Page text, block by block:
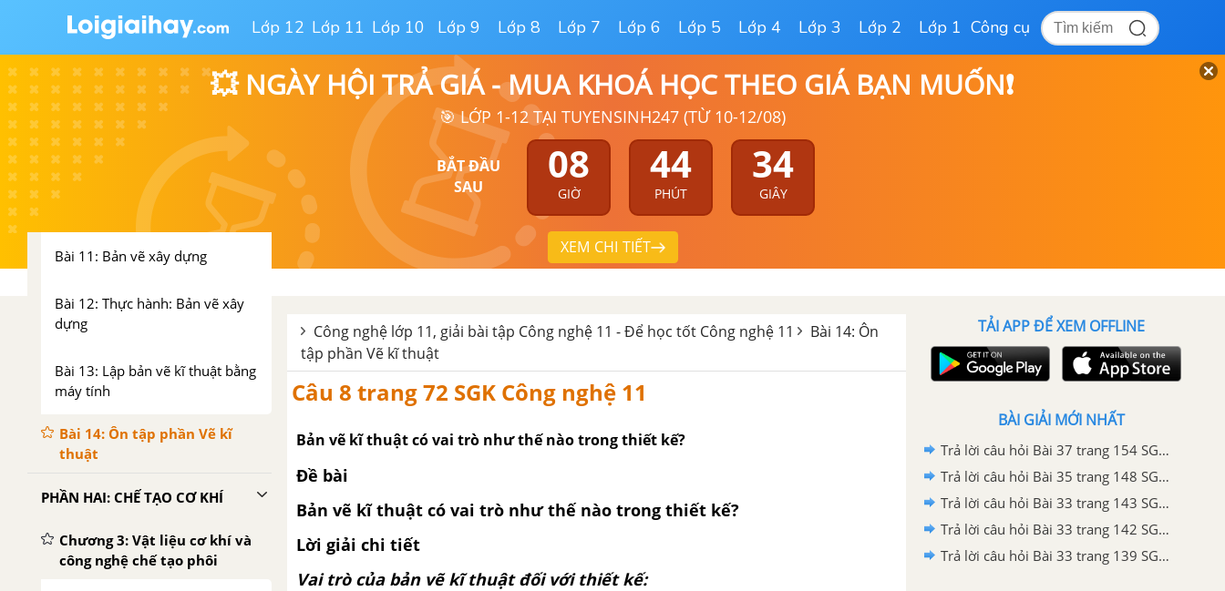
Lớp 12 Lớp 11 Lớp 10 Lớp 9 Lớp 8 Lớp 7 Lớp 6 Lớp 5 Lớp 4 Lớp 3 Lớp 2 Lớp 1 Công cụ
💥 NGÀY HỘI TRẢ GIÁ - MUA KHOÁ HỌC THEO GIÁ BẠN MUỐN❗
🎯 LỚP 1-12 TẠI TUYENSINH247 (TỪ 10-12/08)
BẮT ĐẦU
SAU
08
GIỜ
44
PHÚT
33
GIÂY
XEM CHI TIẾT
Chương 2: Vẽ kĩ thuật ứng
dụng
Bài 8: Thiết kế và bản vẽ kĩ thuật
Bài 9: Bản vẽ cơ khí
Bài 10: Thực hành: Lập bản vẽ
chi tiết của sản phẩm cơ khí đơn
Bài 11: Bản vẽ xây dựng
Bài 12: Thực hành: Bản vẽ xây
dựng
Bài 13: Lập bản vẽ kĩ thuật bằng
máy tính
Bài 14: Ôn tập phần Vẽ kĩ
thuật
PHẦN HAI: CHẾ TẠO CƠ KHÍ
Chương 3: Vật liệu cơ khí và
công nghệ chế tạo phôi
Công nghệ lớp 11, giải bài tập Công nghệ 11 - Để học tốt Công nghệ 11
Bài 14: Ôn
tập phần Vẽ kĩ thuật
Câu 8 trang 72 SGK Công nghệ 11
Bản vẽ kĩ thuật có vai trò như thế nào trong thiết kế?
Đề bài
Bản vẽ kĩ thuật có vai trò như thế nào trong thiết kế?
Lời giải chi tiết
Vai trò của bản vẽ kĩ thuật đối với thiết kế:
TẢI APP ĐỂ XEM OFFLINE
BÀI GIẢI MỚI NHẤT
Trả lời câu hỏi Bài 37 trang 154 SGK Công nghệ 11
Trả lời câu hỏi Bài 35 trang 148 SGK Công nghệ 11
Trả lời câu hỏi Bài 33 trang 143 SGK Công nghệ 11
Trả lời câu hỏi Bài 33 trang 142 SGK Công nghệ 11
Trả lời câu hỏi Bài 33 trang 139 SGK Công nghệ 11